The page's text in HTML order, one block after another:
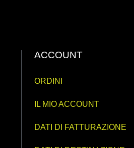
ACCOUNT
ORDINI
IL MIO ACCOUNT
DATI DI FATTURAZIONE